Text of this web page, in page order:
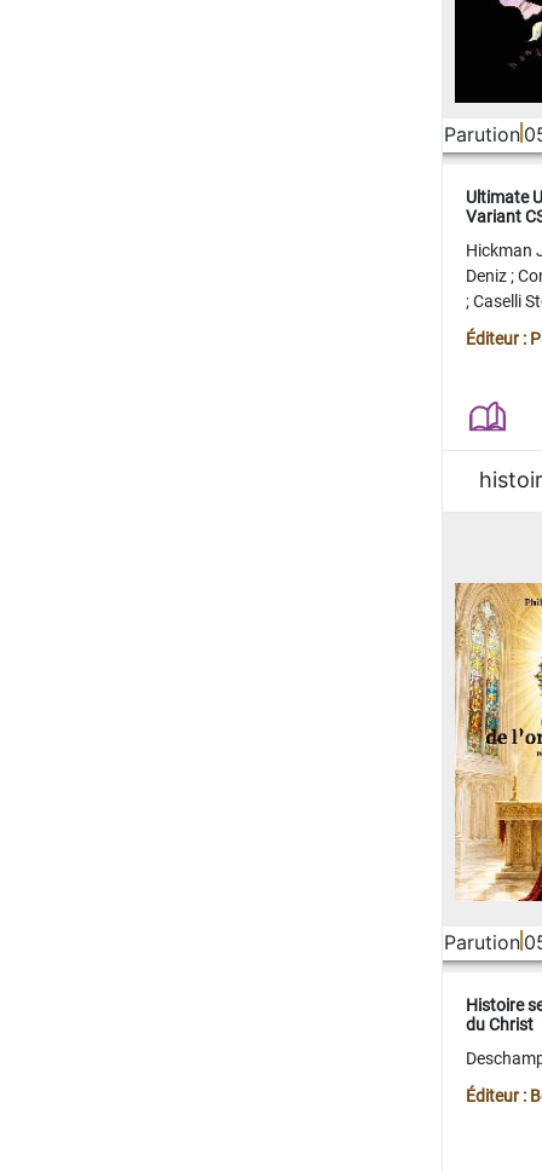
Parution
Ultimate
Variant
Hickman
Deniz;
;Caselli
Juan
Éditeur :
Parution
Histoire
du Christ
Éditeur :